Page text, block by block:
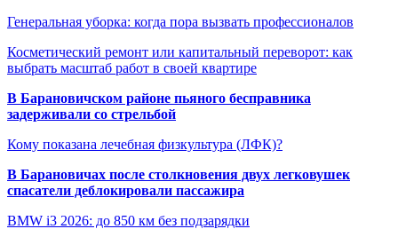
Генеральная уборка: когда пора вызвать профессионалов
Косметический ремонт или капитальный переворот: как
выбрать масштаб работ в своей квартире
В Барановичском районе пьяного бесправника
задерживали со стрельбой
Кому показана лечебная физкультура (ЛФК)?
В Барановичах после столкновения двух легковушек
спасатели деблокировали пассажира
BMW i3 2026: до 850 км без подзарядки